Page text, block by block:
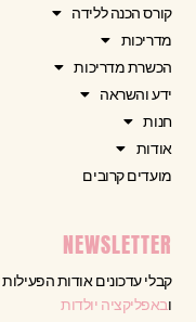
קורס הכנה ללידה
מדריכות
הכשרת מדריכות
ידע והשראה
חנות
אודות
מועדים קרובים
NEWSLETTER
קבלי עדכונים אודות הפעילות
ובאפליקציה יולדות